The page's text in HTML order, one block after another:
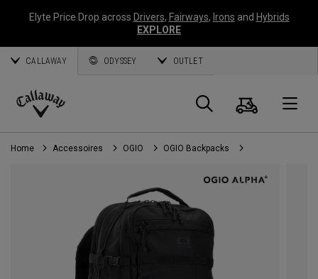
Elyte Price Drop across Drivers, Fairways, Irons and Hybrids
EXPLORE
CALLAWAY ODYSSEY OUTLET
Callaway
Golf
Panier
Home Accessoires OGIO OGIO Backpacks